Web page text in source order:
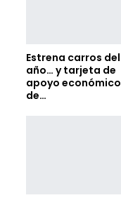
Estrena carros del
año… y tarjeta de
apoyo económico
de…